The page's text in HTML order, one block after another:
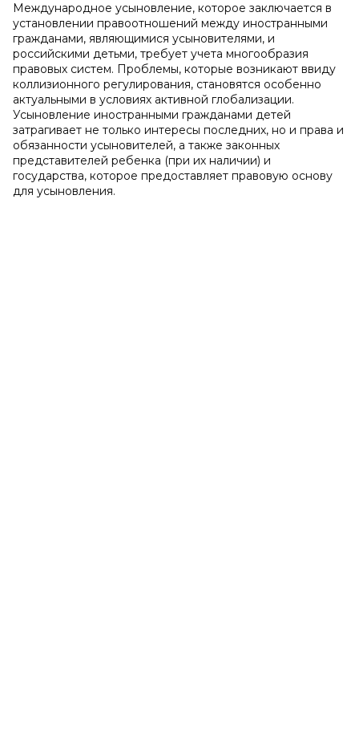
Международное усыновление, которое заключается в
установлении правоотношений между иностранными
гражданами, являющимися усыновителями, и
российскими детьми, требует учета многообразия
правовых систем. Проблемы, которые возникают ввиду
коллизионного регулирования, становятся особенно
актуальными в условиях активной глобализации.
Усыновление иностранными гражданами детей
затрагивает не только интересы последних, но и права и
обязанности усыновителей, а также законных
представителей ребенка (при их наличии) и
государства, которое предоставляет правовую основу
для усыновления.